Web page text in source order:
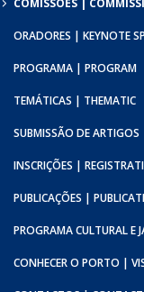
COMISSÕES |
ORADORES | KEYNOTE
PROGRAMA | PROGRAM
TEMÁTICAS | THEMATIC
SUBMISSÃO DE
INSCRIÇÕES |
PUBLICAÇÕES |
PROGRAMA CULTURAL E
CONHECER O PORTO |